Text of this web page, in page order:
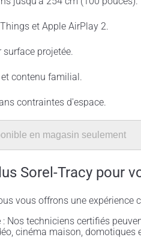
et Apple AirPlay 2.
projetée.
contenu familial.
contraintes d'espace.
en magasin seulement
Sorel-Tracy pour
vous offrons une expérience
: Nos techniciens certifiés
cinéma maison, domotiques